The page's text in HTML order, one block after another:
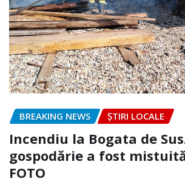
BREAKING NEWS ȘTIRI LOCALE
Incendiu la Bogata de
gospodărie a fost
FOTO